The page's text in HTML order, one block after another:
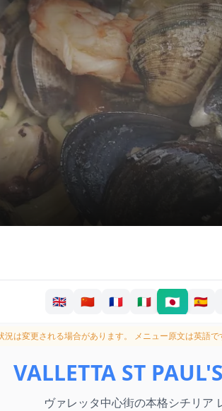
🇬🇧 🇨🇳 🇫🇷 🇮🇹 🇯🇵 🇪🇸
は変更される場合があります。 メニュー原文は英語
VALLETTA ST
ヴァレッタ中心街の本格シチリア